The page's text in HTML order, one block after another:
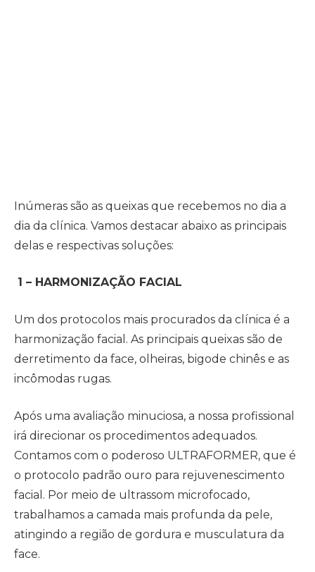
Inúmeras são as queixas que recebemos no dia a
dia da clínica. Vamos destacar abaixo as principais
delas e respectivas soluções:
1 – HARMONIZAÇÃO FACIAL
Um dos protocolos mais procurados da clínica é a
harmonização facial. As principais queixas são de
derretimento da face, olheiras, bigode chinês e as
incômodas rugas.
Após uma avaliação minuciosa, a nossa profissional
irá direcionar os procedimentos adequados.
Contamos com o poderoso ULTRAFORMER, que é
o protocolo padrão ouro para rejuvenescimento
facial. Por meio de ultrassom microfocado,
trabalhamos a camada mais profunda da pele,
atingindo a região de gordura e musculatura da
face.